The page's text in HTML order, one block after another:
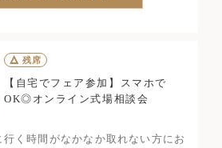
マタニティでも、安心して準備でき
△ 残席
【自宅でフェア参加】スマホで
OK◎オンライン式場相談会
く時間がなかなか取れない方にお